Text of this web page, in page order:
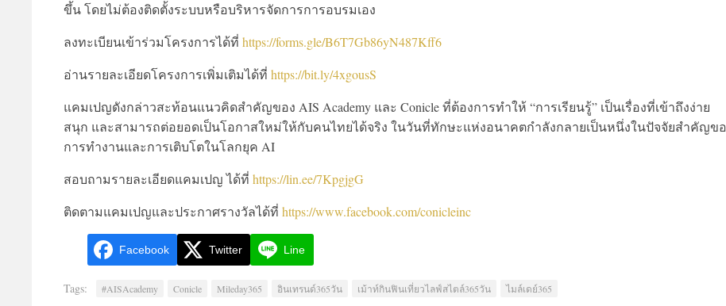
ขึ้น โดยไม่ต้องติดตั้งระบบหรือบริหารจัดการการอบรมเอง
ลงทะเบียนเข้าร่วมโครงการได้ที่ https://forms.gle/B6T7Gb86yN487Kff6
อ่านรายละเอียดโครงการเพิ่มเติมได้ที่ https://bit.ly/4xgousS
แคมเปญดังกล่าวสะท้อนแนวคิดสำคัญของ AIS Academy และ Conicle ที่ต้องการทำให้ “การเรียนรู้” เป็นเรื่องที่เข้าถึงง่าย
สนุก และสามารถต่อยอดเป็นโอกาสใหม่ให้กับคนไทยได้จริง ในวันที่ทักษะแห่งอนาคตกำลังกลายเป็นหนึ่งในปัจจัยสำคัญข
การทำงานและการเติบโตในโลกยุค AI
สอบถามรายละเอียดแคมเปญ ได้ที่ https://lin.ee/7KpgjgG
ติดตามแคมเปญและประกาศรางวัลได้ที่ https://www.facebook.com/conicleinc
Facebook Twitter Line
Tags: #AISAcademy Conicle Mileday365 อินเทรนด์365วัน เม้าท์กินฟินเที่ยวไลฟ์สไตล์365วัน ไมล์เดย์365